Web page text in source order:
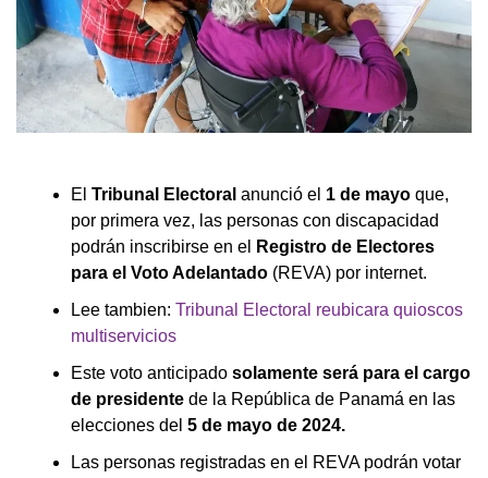
El Tribunal Electoral anunció el 1 de mayo que,
por primera vez, las personas con discapacidad
podrán inscribirse en el
Registro de Electores
para el Voto Adelantado (REVA) por internet.
Lee tambien: Tribunal Electoral reubicara quioscos
multiservicios
Este voto anticipado solamente será para el cargo
de presidente de la República de Panamá en las
elecciones del 5 de mayo de 2024.
Las personas registradas en el REVA podrán votar